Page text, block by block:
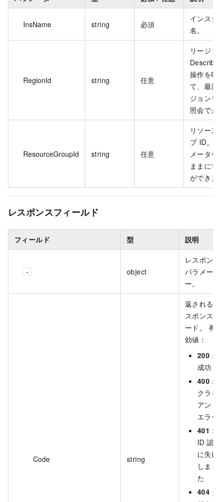
InsName string 必須
インスタ
名。
RegionId string 任意
リージ
操作を呼
て、最新
ジョンリ
照会でき
ResourceGroupId string 任意
リソース
プ ID。
メーター
ままにす
ができま
レスポンスフィールド
フィールド 型 説明
object
レスポンス
パラメータ
ー。
Code string
返されるレ
スポンスコ
ード。 有
効値：
200 ：
成功
400 ：
クライ
アント
エラー
401 ：
ID 認証
に失敗
しまし
た
404 ：